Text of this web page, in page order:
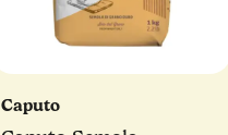
Caputo